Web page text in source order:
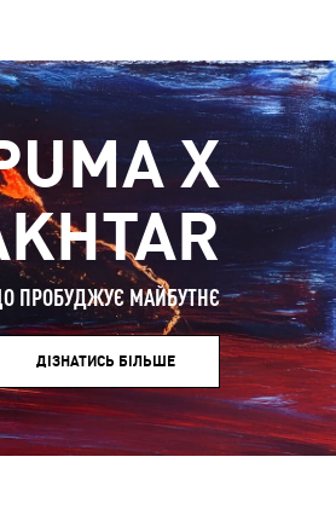
X
ПРОБУДЖУЄ МАЙБУТНЄ
ДІЗНАТИСЬ БІЛЬШЕ